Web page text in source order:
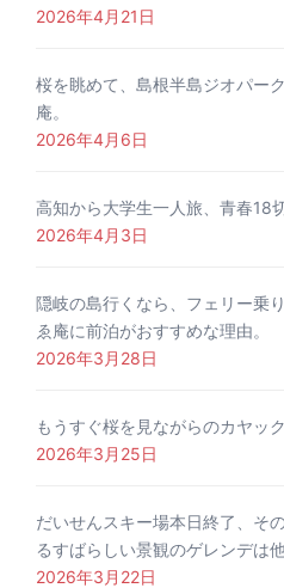
2026年4月21日
桜を眺めて、島根半島ジオパー
庵。
2026年4月6日
高知から大学生一人旅、青春18
2026年4月3日
隠岐の島行くなら、フェリー乗
ゑ庵に前泊がおすすめな理由。
2026年3月28日
もうすぐ桜を見ながらのカヤッ
2026年3月25日
だいせんスキー場本日終了、そ
るすばらしい景観のゲレンデは
2026年3月22日